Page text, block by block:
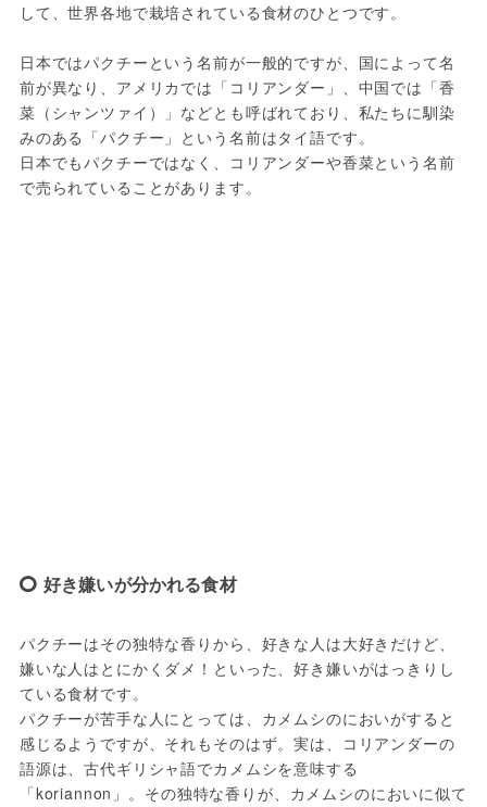
して、世界各地で栽培されている食材のひとつです。
日本ではパクチーという名前が一般的ですが、国によって名
前が異なり、アメリカでは「コリアンダー」、中国では「香
菜（シャンツァイ）」などとも呼ばれており、私たちに馴染
みのある「パクチー」という名前はタイ語です。
日本でもパクチーではなく、コリアンダーや香菜という名前
で売られていることがあります。
好き嫌いが分かれる食材
パクチーはその独特な香りから、好きな人は大好きだけど、
嫌いな人はとにかくダメ！といった、好き嫌いがはっきりし
ている食材です。
パクチーが苦手な人にとっては、カメムシのにおいがすると
感じるようですが、それもそのはず。実は、コリアンダーの
語源は、古代ギリシャ語でカメムシを意味する
「koriannon」。その独特な香りが、カメムシのにおいに似て